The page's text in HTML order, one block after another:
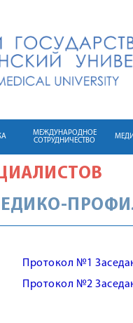
МЕЖДУНАРОДНОЕ
СОТРУДНИЧЕСТВО
Протокол №1
Протокол №2